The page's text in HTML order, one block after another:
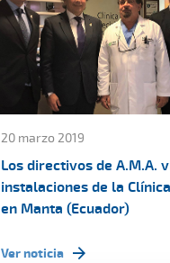
20 marzo 2019
Los directivos de A.M.A.
instalaciones de la
en Manta (Ecuador)
Ver noticia